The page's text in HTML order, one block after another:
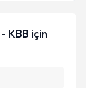
KBB için